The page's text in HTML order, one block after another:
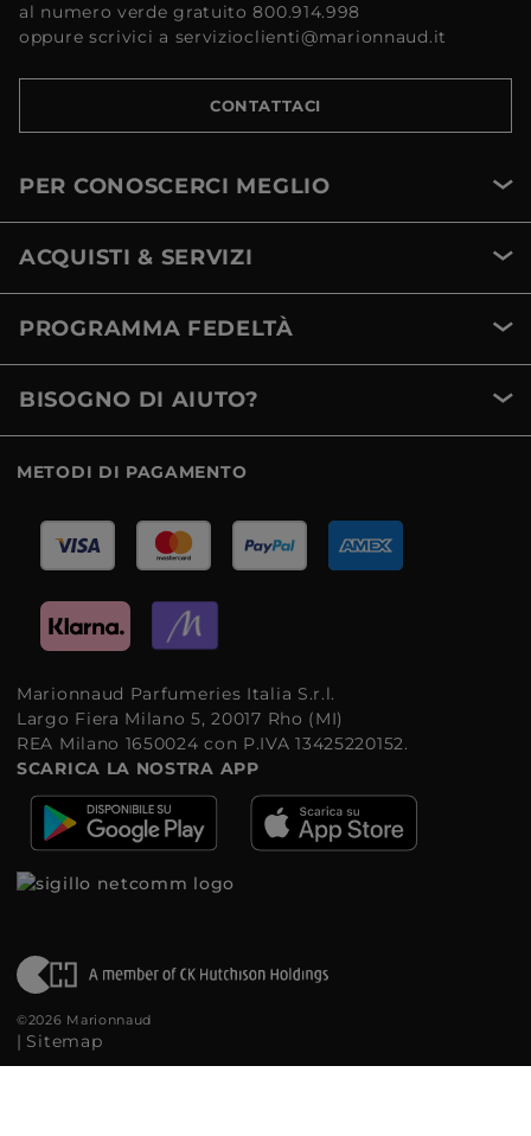
al numero verde gratuito 800.914.998
oppure scrivici a servizioclienti@marionnaud.it
CONTATTACI
PER CONOSCERCI MEGLIO
ACQUISTI & SERVIZI
PROGRAMMA FEDELTÀ
BISOGNO DI AIUTO?
METODI DI PAGAMENTO
Marionnaud Parfumeries Italia S.r.l.
Largo Fiera Milano 5, 20017 Rho (MI)
REA Milano 1650024 con P.IVA 13425220152.
SCARICA LA NOSTRA APP
©2026 Marionnaud
| Sitemap